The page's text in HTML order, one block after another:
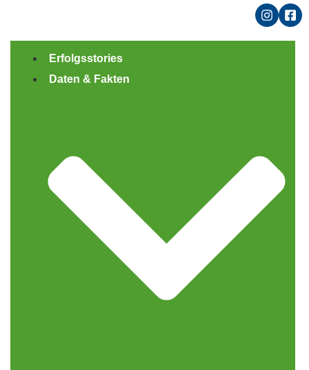
Erfolgsstories
Daten & Fakten